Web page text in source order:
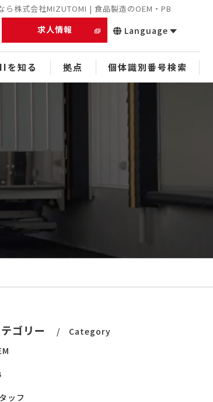
ら株式会社MIZUTOMI | 食品製造のOEM・PB
求人情報 Language
を知る
ー
拠点 個体識別番号検索
ゴリー
Category
ッフ